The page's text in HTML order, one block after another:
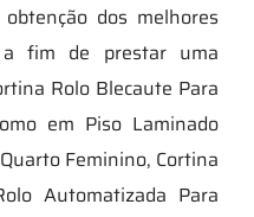
dos melhores
a fim de prestar uma
Rolo Blecaute Para
em Piso Laminado
Feminino, Cortina
Automatizada Para